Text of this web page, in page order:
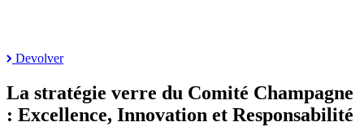
Devolver
La stratégie verre du Comité Champagne
: Excellence, Innovation et Responsabilité